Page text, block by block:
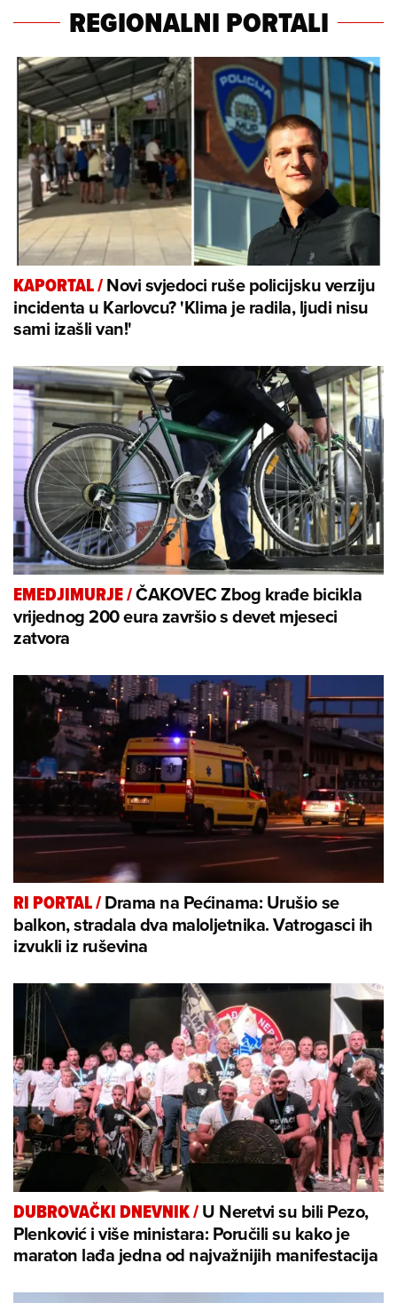
REGIONALNI PORTALI
KAPORTAL/Novi svjedoci ruše policijsku verziju
incidenta u Karlovcu? 'Klima je radila, ljudi nisu
sami izašli van!'
EMEDJIMURJE/ČAKOVEC Zbog krađe bicikla
vrijednog 200 eura završio s devet mjeseci
zatvora
RI PORTAL/Drama na Pećinama: Urušio se
balkon, stradala dva maloljetnika. Vatrogasci ih
izvukli iz ruševina
DUBROVAČKI DNEVNIK/U Neretvi su bili Pezo,
Plenković i više ministara: Poručili su kako je
maraton lađa jedna od najvažnijih manifestacija